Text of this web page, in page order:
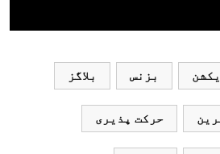
ٹیم پاکستان
بزنس بلاگز
حرکت پذیری